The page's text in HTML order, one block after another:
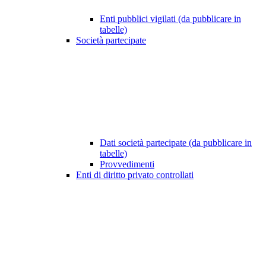
Enti pubblici vigilati (da pubblicare in
tabelle)
Società partecipate
Dati società partecipate (da pubblicare in
tabelle)
Provvedimenti
Enti di diritto privato controllati